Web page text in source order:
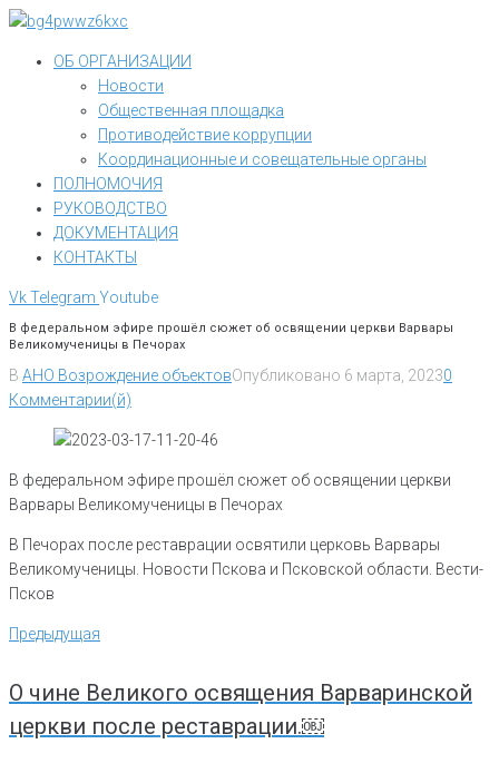
Перейти
контентуОБ ОРГАНИЗАЦИИ
Новости
Общественная площадка
Противодействие коррупции
Координационные и совещательные органы
ПОЛНОМОЧИЯ
РУКОВОДСТВО
ДОКУМЕНТАЦИЯ
КОНТАКТЫ
VkTelegram Youtube
В федеральном эфире прошёл сюжет об освящении церкви Варвары
Великомученицы в Печорах
В АНО Возрождение объектовОпубликовано 6 марта, 20230
Комментарии(й)
В федеральном эфире прошёл сюжет об освящении церкви
Варвары Великомученицы в Печорах
В Печорах после реставрации освятили церковь Варвары
Великомученицы. Новости Пскова и Псковской области. Вести-
Псков
Навигация
по
Предыдущая
Предыдущая
О чине Великого освящения Варваринской
церкви после реставрации.￼